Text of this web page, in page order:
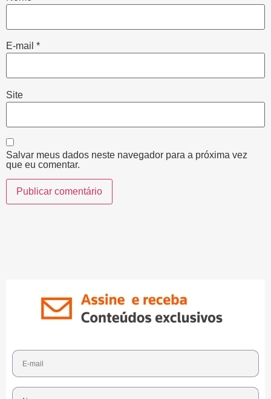
E-mail *
Site
Salvar meus dados neste navegador para a próxima vez
que eu comentar.